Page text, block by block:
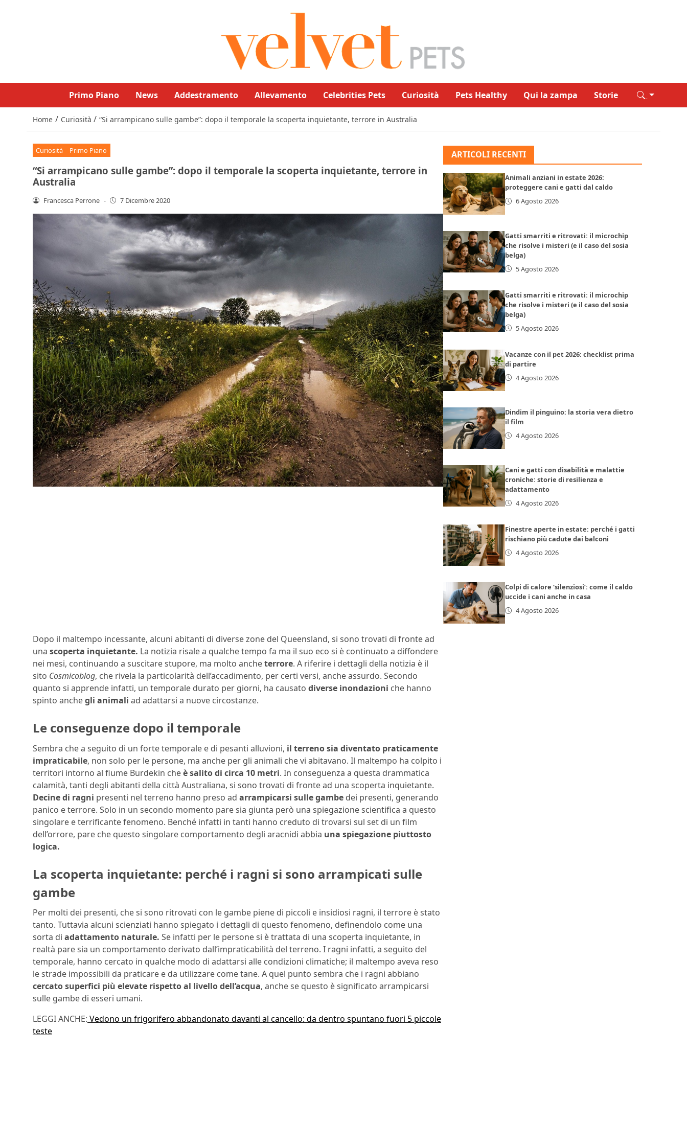
Primo Piano News Addestramento Allevamento Celebrities Pets Curiosità Pets Healthy Qui la zampa Storie
Home / Curiosità / “Si arrampicano sulle gambe”: dopo il temporale la scoperta inquietante, terrore in Australia
Curiosità Primo Piano
“Si arrampicano sulle gambe”: dopo il temporale la scoperta inquietante, terrore in
Australia
Francesca Perrone - 7 Dicembre 2020
Dopo il maltempo incessante, alcuni abitanti di diverse zone del Queensland, si sono trovati di fronte ad
una scoperta inquietante. La notizia risale a qualche tempo fa ma il suo eco si è continuato a diffondere
nei mesi, continuando a suscitare stupore, ma molto ancheterrore. A riferire i dettagli della notizia è il
sito Cosmicoblog, che rivela la particolarità dell’accadimento, per certi versi, anche assurdo. Secondo
quanto si apprende infatti, un temporale durato per giorni, ha causato diverse inondazioni che hanno
spinto anchegli animali ad adattarsi a nuove circostanze.
Le conseguenze dopo il temporale
Sembra che a seguito di un forte temporale e di pesanti alluvioni, il terreno sia diventato praticamente
impraticabile, non solo per le persone, ma anche per gli animali che vi abitavano. Il maltempo ha colpito i
territori intorno al fiume Burdekin cheè salito di circa 10 metri. In conseguenza a questa drammatica
calamità, tanti degli abitanti della città Australiana, si sono trovati di fronte ad una scoperta inquietante.
Decine di ragni presenti nel terreno hanno preso ad arrampicarsi sulle gambe dei presenti, generando
panico e terrore. Solo in un secondo momento pare sia giunta però una spiegazione scientifica a questo
singolare e terrificante fenomeno. Benché infatti in tanti hanno creduto di trovarsi sul set di un film
dell’orrore, pare che questo singolare comportamento degli aracnidi abbia una spiegazione piuttosto
logica.
La scoperta inquietante: perché i ragni si sono arrampicati sulle
gambe
Per molti dei presenti, che si sono ritrovati con le gambe piene di piccoli e insidiosi ragni, il terrore è stato
tanto. Tuttavia alcuni scienziati hanno spiegato i dettagli di questo fenomeno, definendolo come una
sorta di adattamento naturale. Se infatti per le persone si è trattata di una scoperta inquietante, in
realtà pare sia un comportamento derivato dall’impraticabilità del terreno. I ragni infatti, a seguito del
temporale, hanno cercato in qualche modo di adattarsi alle condizioni climatiche; il maltempo aveva reso
le strade impossibili da praticare e da utilizzare come tane. A quel punto sembra che i ragni abbiano
cercato superfici più elevate rispetto al livello dell’acqua, anche se questo è significato arrampicarsi
sulle gambe di esseri umani.
LEGGI ANCHE: Vedono un frigorifero abbandonato davanti al cancello: da dentro spuntano fuori 5 piccole
teste
ARTICOLI RECENTI
Animali anziani in estate 2026:
proteggere cani e gatti dal caldo
6 Agosto 2026
Gatti smarriti e ritrovati: il microchip
che risolve i misteri (e il caso del sosia
belga)
5 Agosto 2026
Gatti smarriti e ritrovati: il microchip
che risolve i misteri (e il caso del sosia
belga)
5 Agosto 2026
Vacanze con il pet 2026: checklist prima
di partire
4 Agosto 2026
Dindim il pinguino: la storia vera dietro
il film
4 Agosto 2026
Cani e gatti con disabilità e malattie
croniche: storie di resilienza e
adattamento
4 Agosto 2026
Finestre aperte in estate: perché i gatti
rischiano più cadute dai balconi
4 Agosto 2026
Colpi di calore ‘silenziosi’: come il caldo
uccide i cani anche in casa
4 Agosto 2026